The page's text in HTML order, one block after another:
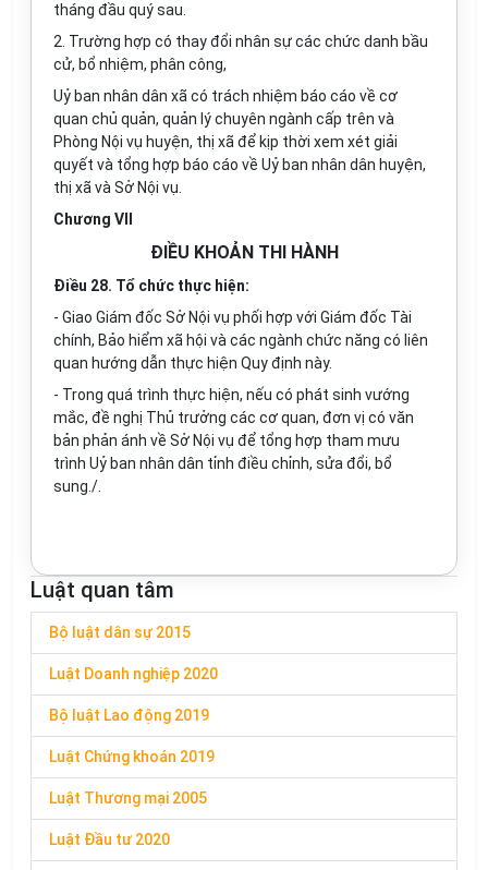
tháng đầu quý sau.
2. Trường hợp có thay đổi nhân sự các chức danh bầu
cử, bổ nhiệm, phân công,
Uỷ ban nhân dân xã có trách nhiệm báo cáo về cơ
quan chủ quản, quản lý chuyên ngành cấp trên và
Phòng Nội vụ huyện, thị xã để kịp thời xem xét giải
quyết và tổng hợp báo cáo về Uỷ ban nhân dân huyện,
thị xã và Sở Nội vụ.
Chương VII
ĐIỀU KHOẢN THI HÀNH
Điều 28. Tổ chức thực hiện:
- Giao Giám đốc Sở Nội vụ phối hợp với Giám đốc Tài
chính, Bảo hiểm xã hội và các ngành chức năng có liên
quan hướng dẫn thực hiện Quy định này.
- Trong quá trình thực hiện, nếu có phát sinh vướng
mắc, đề nghị Thủ trưởng các cơ quan, đơn vị có văn
bản phản ánh về Sở Nội vụ để tổng hợp tham mưu
trình Uỷ ban nhân dân tỉnh điều chỉnh, sửa đổi, bổ
sung./.
Luật quan tâm
Bộ luật dân sự 2015
Luật Doanh nghiệp 2020
Bộ luật Lao động 2019
Luật Chứng khoán 2019
Luật Thương mại 2005
Luật Đầu tư 2020